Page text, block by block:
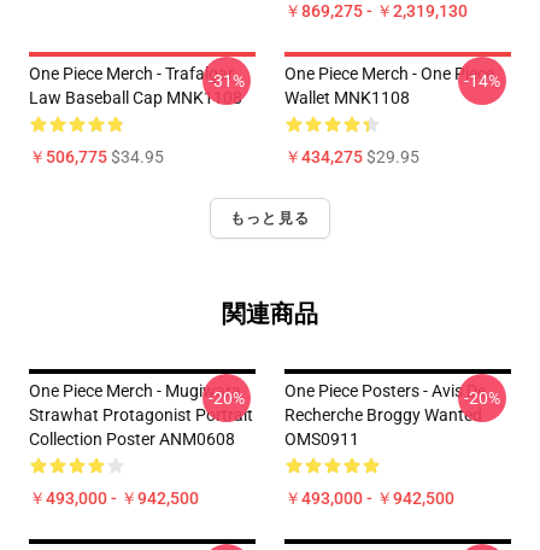
￥869,275 - ￥2,319,130
One Piece Merch - Trafalgar
Law Baseball Cap MNK1108
￥506,775$34.95
-31%
One Piece Merch - One Piece
Wallet MNK1108
￥434,275$29.95
-14%
もっと見る
関連商品
One Piece Merch - Mugiwara
Strawhat Protagonist Portrait
Collection Poster ANM0608
￥493,000 - ￥942,500
-20%
One Piece Posters - Avis De
Recherche Broggy Wanted
OMS0911
￥493,000 - ￥942,500
-20%